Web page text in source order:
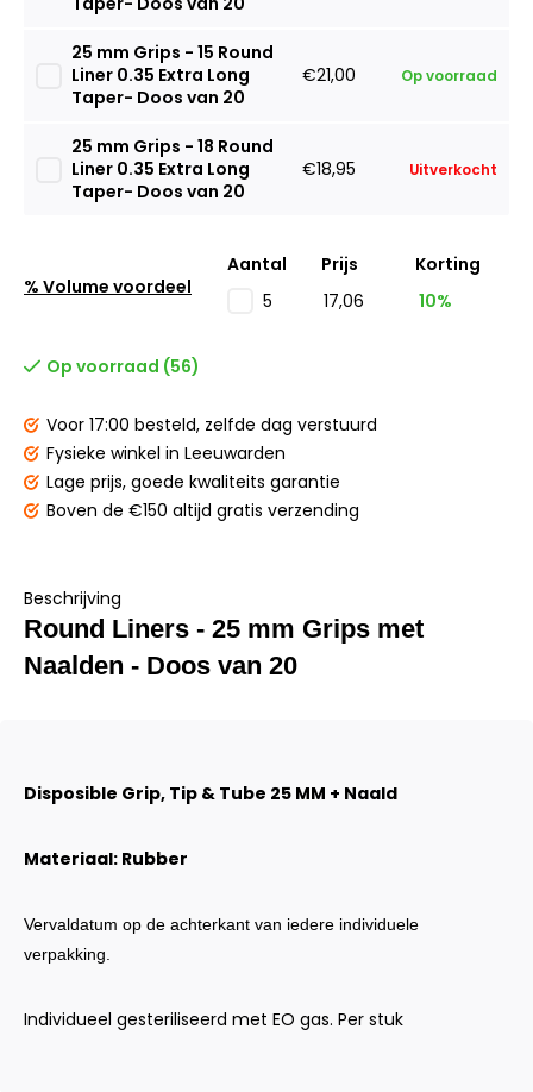
25 mm Grips - 15 Round
Liner 0.35 Extra Long
Taper- Doos van 20
€21,00 Op voorraad
25 mm Grips - 18 Round
Liner 0.35 Extra Long
Taper- Doos van 20
€18,95 Uitverkocht
% Volume voordeel
Aantal Prijs
Korting
5
17,06 10%
Op voorraad (56)
Voor 17:00 besteld, zelfde dag verstuurd
Fysieke winkel in Leeuwarden
Lage prijs, goede kwaliteits garantie
Boven de €150 altijd gratis verzending
Beschrijving
Round Liners - 25 mm Grips met
Naalden - Doos van 20
Disposible Grip, Tip & Tube 25 MM + Naald
Materiaal: Rubber
Vervaldatum op de achterkant van iedere individuele
verpakking.
Individueel gesteriliseerd met EO gas. Per stuk